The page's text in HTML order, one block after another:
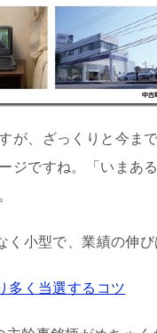
が、ざっくりと今ま
ジですね。「いまあ
く小型で、業績の伸
多く当選するコツ